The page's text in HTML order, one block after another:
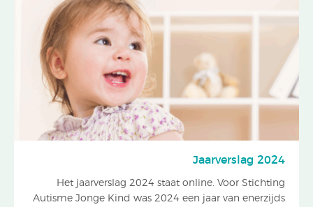
Jaarverslag 2024
Het jaarverslag 2024 staat online. Voor Stichting
Autisme Jonge Kind was 2024 een jaar van enerzijds